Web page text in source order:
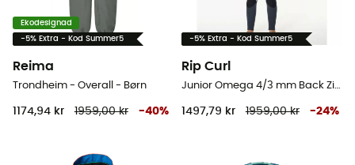
Ekodesignad
-5% Extra - Kod Summer5
Reima
Trondheim - Overall - Børn
1174,94 kr 1959,00 kr -40%
-5% Extra - Kod Summer5
Rip Curl
Junior Omega 4/3 mm Back Zip Wetsuit - Våtdräkt för surfing - Børn
1497,79 kr 1959,00 kr -24%